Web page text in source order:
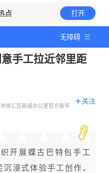
点 打开
无障碍
手工拉近邻里距
市徐汇区新闻办公室官方账号
关注
开展蝶古巴特包手工
沉浸式体验手工创作 ，